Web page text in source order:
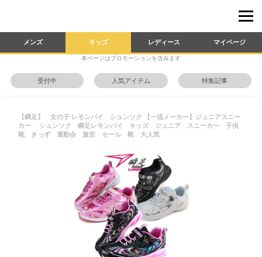
メンズ キッズ レディース マイページ
本ページはプロモーションを含みます
受付中 人気アイテム 特集記事
【瞬足】 女の子 レモンパイ シュンソク 【一流メーカー】ジュニアスニー
カー シュンソク 瞬足レモンパイ キッズ ジュニア スニーカー 子供
靴 きっず 運動会 激安 セール 靴 大人気